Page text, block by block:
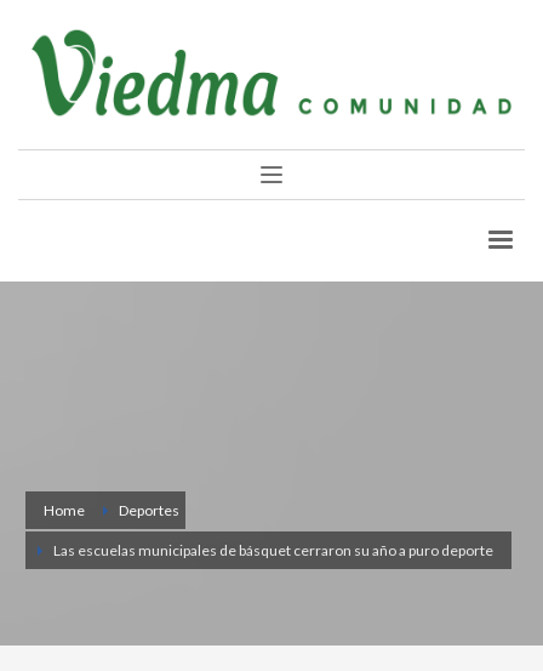
Home Deportes
Las escuelas municipales de básquet cerraron su año a puro deporte